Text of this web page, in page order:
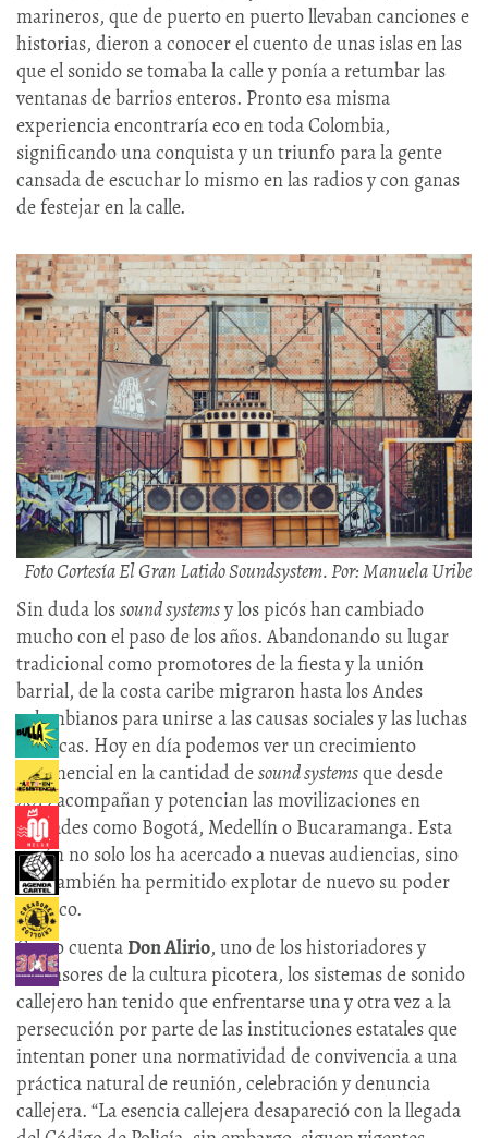
marineros, que de puerto en puerto llevaban canciones e
historias, dieron a conocer el cuento de unas islas en las
que el sonido se tomaba la calle y ponía a retumbar las
ventanas de barrios enteros. Pronto esa misma
experiencia encontraría eco en toda Colombia,
significando una conquista y un triunfo para la gente
cansada de escuchar lo mismo en las radios y con ganas
de festejar en la calle.
Foto Cortesía El Gran Latido Soundsystem. Por: Manuela Uribe​
Sin duda lossound systemsy los picós han cambiado
mucho con el paso de los años. Abandonando su lugar
tradicional como promotores de la fiesta y la unión
barrial, de la costa caribe migraron hasta los Andes
colombianos para unirse a las causas sociales y las luchas
políticas. Hoy en día podemos ver un crecimiento
exponencial en la cantidad desound systemsque desde
2019 acompañan y potencian las movilizaciones en
ciudades como Bogotá, Medellín o Bucaramanga. Esta
unión no solo los ha acercado a nuevas audiencias, sino
que también ha permitido explotar de nuevo su poder
político.
Como cuentaDon Alirio, uno de los historiadores y
defensores de la cultura picotera, los sistemas de sonido
callejero han tenido que enfrentarse una y otra vez a la
persecución por parte de las instituciones estatales que
intentan poner una normatividad de convivencia a una
práctica natural de reunión, celebración y denuncia
callejera. “​​La esencia callejera desapareció con la llegada